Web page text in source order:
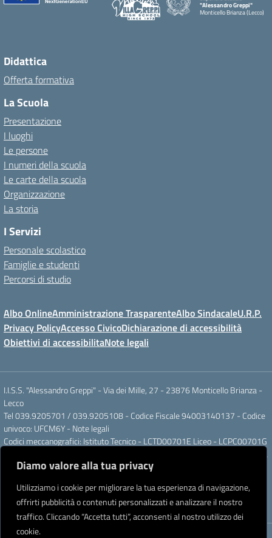
Diamo valore alla tua privacy
Utilizziamo i cookie per migliorare la tua esperienza di navigazione,
offrirti pubblicità o contenuti personalizzati e analizzare il nostro
traffico. Cliccando “Accetta tutti”, acconsenti al nostro utilizzo dei
cookie.
"Alessandro Greppi"
Monticello Brianza (Lecco)
Didattica
Offerta formativa
La Scuola
Presentazione
I luoghi
Le persone
I numeri della scuola
Le carte della scuola
Organizzazione
La storia
I Servizi
Personale scolastico
Famiglie e studenti
Percorsi di studio
Albo OnlineAmministrazione TrasparenteAlbo SindacaleU.R.P.
Privacy PolicyAccesso CivicoDichiarazione di accessibilità
Obiettivi di accessibilitaNote legali
I.I.S.S. "Alessandro Greppi" - Via dei Mille, 27 - 23876 Monticello Brianza -
Lecco
Tel 039.9205701 / 039.9205108 - Codice Fiscale 94003140137 - Codice
univoco: UFCM6Y - Note legali
Codici meccanografici: Istituto Tecnico - LCTD00701E Liceo - LCPC00701G
Posta elettronica ordinaria: LCIS007008@ISTRUZIONE.IT Posta elettronica
certificata: LCIS007008@PEC.ISTRUZIONE.IT
Intestato a: Istituto di Istruzione Secondaria Superiore A. Greppi
Partner tecnologicoCreative Software Lab S.r.l.